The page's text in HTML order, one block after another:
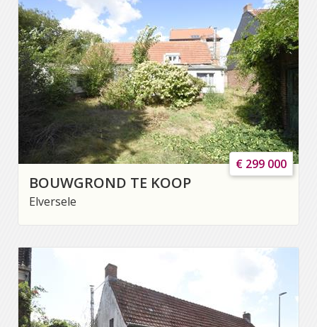
BOUWGROND TE KOOP
Elversele
€ 299 000